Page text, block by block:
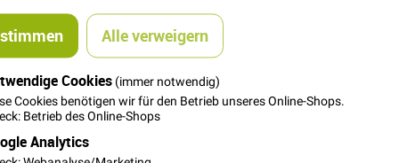
Alle verweigern
Cookies (immer notwendig)
Cookies benötigen wir für den Betrieb unseres Online-Shops.
Betrieb des Online-Shops
Analytics
Aufnäher zum Aufnähen oder Aufbügeln.